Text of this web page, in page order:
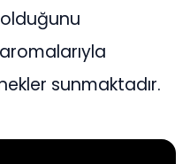
sunmaktadır.